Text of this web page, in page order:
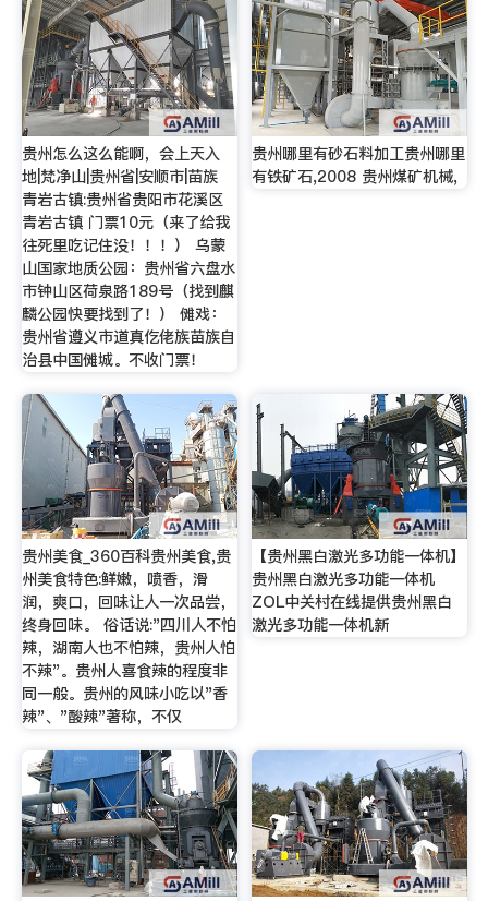
贵州怎么这么能啊，会上天入
地|梵净山|贵州省|安顺市|苗族
青岩古镇:贵州省贵阳市花溪区
青岩古镇 门票10元（来了给我
往死里吃记住没！！！） 乌蒙
山国家地质公园：贵州省六盘水
市钟山区荷泉路189号（找到麒
麟公园快要找到了！） 傩戏：
贵州省遵义市道真仡佬族苗族自
治县中国傩城。不收门票！
贵州哪里有砂石料加工贵州哪里
有铁矿石,2008 贵州煤矿机械,
贵州美食_360百科贵州美食,贵
州美食特色:鲜嫩，喷香，滑
润，爽口，回味让人一次品尝，
终身回味。 俗话说:"四川人不怕
辣，湖南人也不怕辣，贵州人怕
不辣"。贵州人喜食辣的程度非
同一般。贵州的风味小吃以"香
辣"、"酸辣"著称，不仅
【贵州黑白激光多功能一体机】
贵州黑白激光多功能一体机
ZOL中关村在线提供贵州黑白
激光多功能一体机新